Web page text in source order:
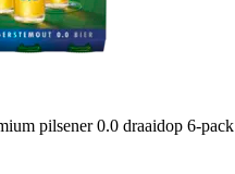
pilsener 0.0 draaidop 6-pack